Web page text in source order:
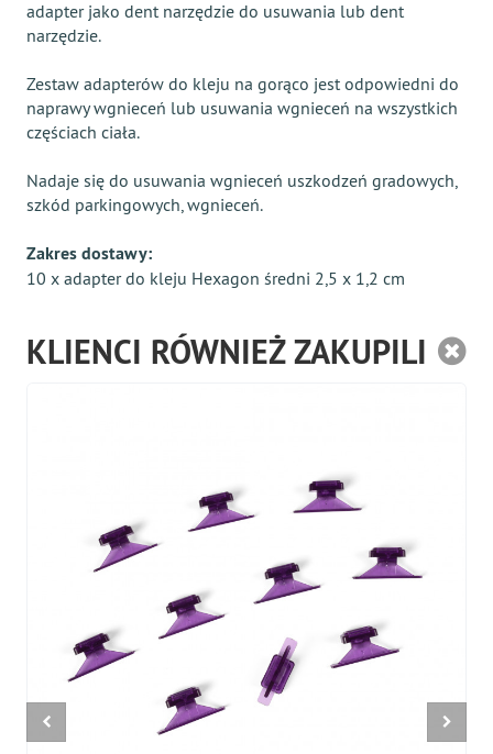
adapter jako dent narzędzie do usuwania lub dent
narzędzie.
Zestaw adapterów do kleju na gorąco jest odpowiedni do
naprawy wgnieceń lub usuwania wgnieceń na wszystkich
częściach ciała.
Nadaje się do usuwania wgnieceń uszkodzeń gradowych,
szkód parkingowych, wgnieceń.
Zakres dostawy:
10 x adapter do kleju Hexagon średni 2,5 x 1,2 cm
KLIENCI RÓWNIEŻ ZAKUPILI